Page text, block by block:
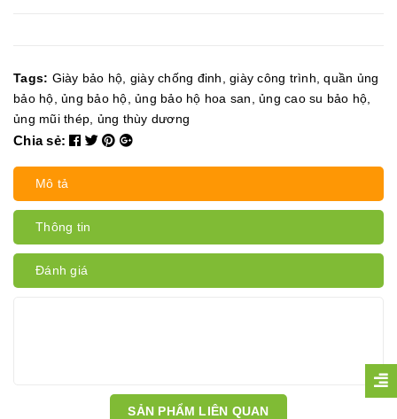
Tags: Giày bảo hộ giày chống đinh giày công trình ,quần ủng
bảo hộ ủng bảo hộ ủng bảo hộ hoa san ủng cao su bảo hộ
ủng mũi thép ủng thùy dương
Chia sẻ:
Mô tả
Thông tin
Đánh giá
SẢN PHẨM LIÊN QUAN